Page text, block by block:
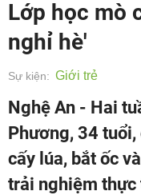
Lớp học mò
nghỉ hè'
Sự kiện: Giới trẻ
Nghệ An - Hai
Phương, 34
cấy lúa, bắt ốc
trải nghiệm thực